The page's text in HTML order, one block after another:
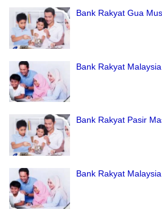
Bank Rakyat Gua
Bank Rakyat
Bank Rakyat Pasir
Bank Rakyat